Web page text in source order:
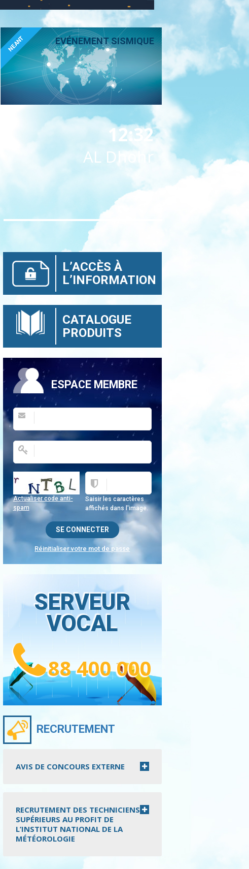
EVÉNEMENT SISMIQUE
NEANT
12:32
AL Dhohr
L’ACCÈS À
L’INFORMATION
CATALOGUE
PRODUITS
ESPACE MEMBRE
Saisir les caractères
affichés dans l'image.
Actualiser code anti-
spam
Réinitialiser votre mot de passe
SERVEUR
VOCAL
88 400 000
RECRUTEMENT
AVIS DE CONCOURS EXTERNE
RECRUTEMENT DES TECHNICIENS
SUPÉRIEURS AU PROFIT DE
L’INSTITUT NATIONAL DE LA
MÉTÉOROLOGIE